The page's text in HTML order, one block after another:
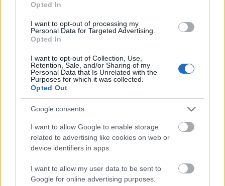
Opted In
I want to opt-out of processing my
Personal Data for Targeted Advertising.
Opted In
I want to opt-out of Collection, Use,
Retention, Sale, and/or Sharing of my
Personal Data that Is Unrelated with the
Purposes for which it was collected.
Opted Out
Google consents
I want to allow Google to enable storage
related to advertising like cookies on web or
device identifiers in apps.
I want to allow my user data to be sent to
Google for online advertising purposes.
„NEM TÖBB EZER EMBERRE UTAZUNK, HANEM
EGY VÁLOGATOTT TÁRSASÁGRA”